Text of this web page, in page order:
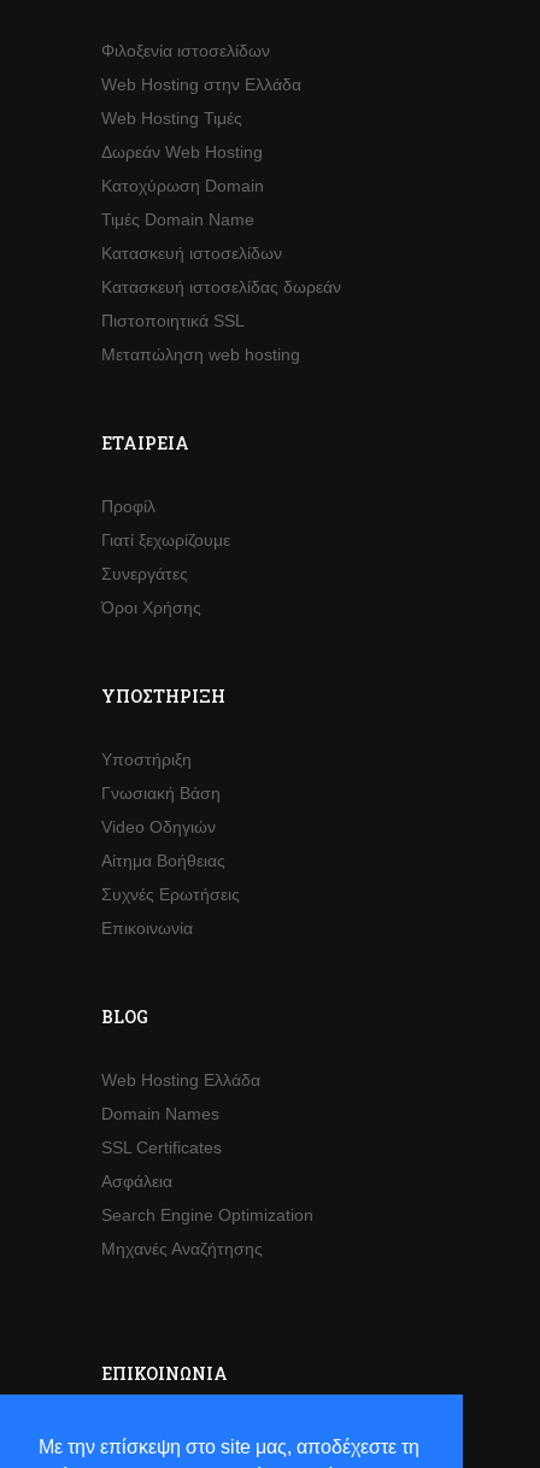
Με την επίσκεψη στο site μας, αποδέχεστε τη
Φιλοξενία ιστοσελίδων
Web Hosting στην Ελλάδα
Web Hosting Τιμές
Δωρεάν Web Hosting
Κατοχύρωση Domain
Τιμές Domain Name
Κατασκευή ιστοσελίδων
Κατασκευή ιστοσελίδας δωρεάν
Πιστοποιητικά SSL
Μεταπώληση web hosting
ΕΤΑΙΡΕΊΑ
Προφίλ
Γιατί ξεχωρίζουμε
Συνεργάτες
Όροι Χρήσης
ΥΠΟΣΤΉΡΙΞΗ
Υποστήριξη
Γνωσιακή Βάση
Video Οδηγιών
Αίτημα Βοήθειας
Συχνές Ερωτήσεις
Επικοινωνία
BLOG
Web Hosting Ελλάδα
Domain Names
SSL Certificates
Ασφάλεια
Search Engine Optimization
Μηχανές Αναζήτησης
ΕΠΙΚΟΙΝΩΝΊΑ